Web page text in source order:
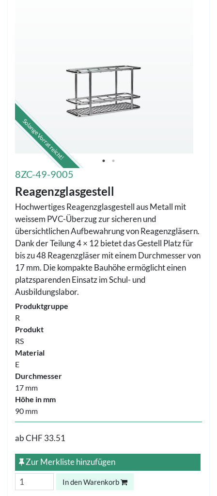
Solange Vorrat reicht!
8ZC-49-9005
Reagenzglasgestell
Hochwertiges Reagenzglasgestell aus Metall mit
weissem PVC-Überzug zur sicheren und
übersichtlichen Aufbewahrung von Reagenzgläsern.
Dank der Teilung 4 × 12 bietet das Gestell Platz für
bis zu 48 Reagenzgläser mit einem Durchmesser von
17 mm. Die kompakte Bauhöhe ermöglicht einen
platzsparenden Einsatz im Schul- und
Ausbildungslabor.
Produktgruppe
R
Produkt
RS
Material
E
Durchmesser
17 mm
Höhe in mm
90 mm
abCHF 33.51
Zur Merkliste hinzufügen
In den Warenkorb